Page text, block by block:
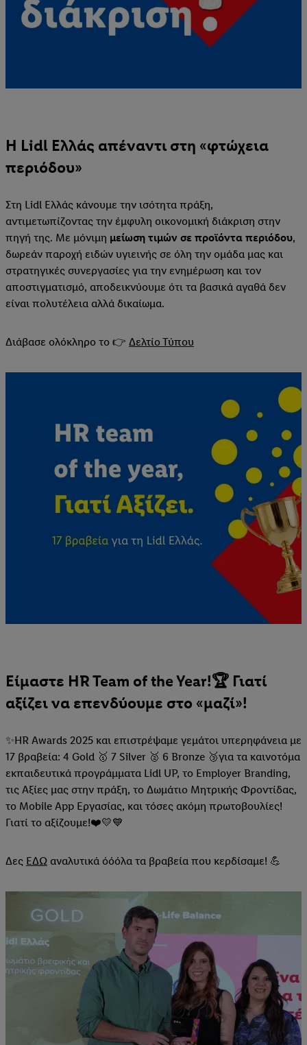
Η Lidl Ελλάς απέναντι στη «φτώχεια
περιόδου»
Στη Lidl Ελλάς κάνουμε την ισότητα πράξη,
αντιμετωπίζοντας την έμφυλη οικονομική διάκριση στην
πηγή της. Με μόνιμη μείωση τιμών σε προϊόντα περιόδου,
δωρεάν παροχή ειδών υγιεινής σε όλη την ομάδα μας και
στρατηγικές συνεργασίες για την ενημέρωση και τον
αποστιγματισμό, αποδεικνύουμε ότι τα βασικά αγαθά δεν
είναι πολυτέλεια αλλά δικαίωμα.
Διάβασε ολόκληρο το 👉 Δελτίο Τύπου
Είμαστε HR Team of the Year!🏆 Γιατί
αξίζει να επενδύουμε στο «μαζί»!
✨HR Awards 2025 και επιστρέψαμε γεμάτοι υπερηφάνεια με
17 βραβεία: 4 Gold 🥇 7 Silver 🥈 6 Bronze 🥉για τα καινοτόμα
εκπαιδευτικά προγράμματα Lidl UP, το Employer Branding,
τις Αξίες μας στην πράξη, το Δωμάτιο Μητρικής Φροντίδας,
το Mobile App Εργασίας, και τόσες ακόμη πρωτοβουλίες!
Γιατί το αξίζουμε!❤️💛💙
Δες ΕΔΩ αναλυτικά όόόλα τα βραβεία που κερδίσαμε! 💪